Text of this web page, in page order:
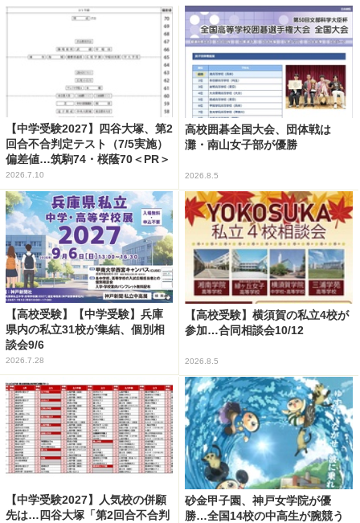
【中学受験2027】四谷大塚、第2
回合不合判定テスト（7/5実施）
偏差値…筑駒74・桜蔭70＜PR＞
2026.7.10
高校囲碁全国大会、団体戦は
灘・南山女子部が優勝
2026.8.5
【高校受験】【中学受験】兵庫
県内の私立31校が集結、個別相
談会9/6
2026.7.28
【高校受験】横須賀の私立4校が
参加…合同相談会10/12
2026.8.5
【中学受験2027】人気校の併願
先は…四谷大塚「第2回合不合判
砂金甲子園、神戸女学院が優
勝…全国14校の中高生が腕競う